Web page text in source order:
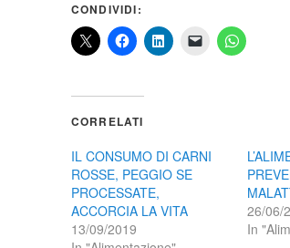
CONDIVIDI:
CORRELATI
IL CONSUMO DI CARNI
ROSSE, PEGGIO SE
PROCESSATE,
ACCORCIA LA VITA
13/09/2019
26/06/
In